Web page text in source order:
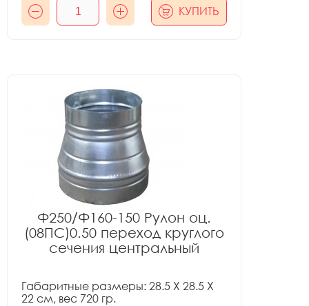
КУПИТЬ
Ф250/Ф160-150 Рулон оц.
(08ПС)0.50 переход круглого
сечения центральный
Габаритные размеры: 28.5 X 28.5 X
22 см, вес 720 гр.